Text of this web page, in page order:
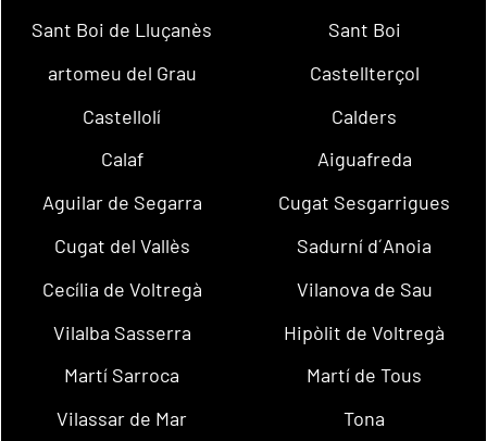
Sant Boi de Lluçanès
Sant Boi
artomeu del Grau
Castellterçol
Castellolí
Calders
Calaf
Aiguafreda
Aguilar de Segarra
Cugat Sesgarrigues
Cugat del Vallès
Sadurní d´Anoia
Cecília de Voltregà
Vilanova de Sau
Vilalba Sasserra
Hipòlit de Voltregà
Martí Sarroca
Martí de Tous
Vilassar de Mar
Tona